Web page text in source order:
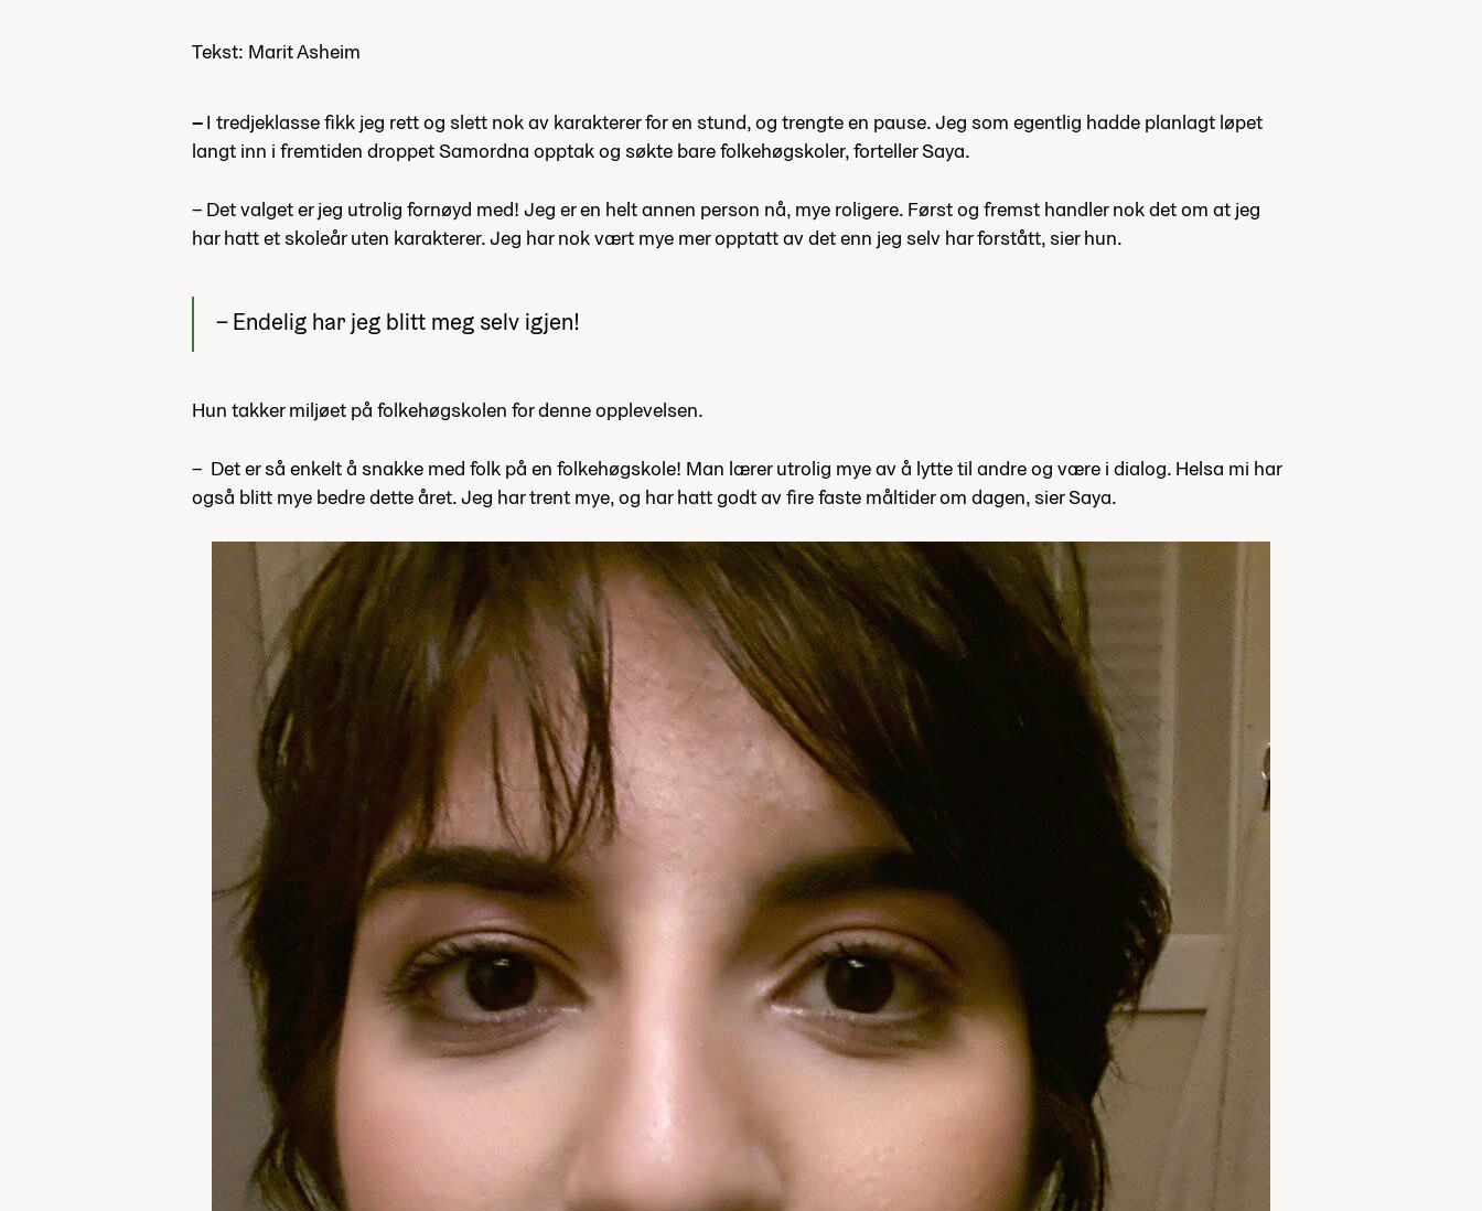
Tekst: Marit Asheim
–I tredjeklasse fikk jeg rett og slett nok av karakterer for en stund, og trengte en pause. Jeg som egentlig hadde planlagt løpet
langt inn i fremtiden droppet Samordna opptak og søkte bare folkehøgskoler, forteller Saya.
– Det valget er jeg utrolig fornøyd med! Jeg er en helt annen person nå, mye roligere. Først og fremst handler nok det om at jeg
har hatt et skoleår uten karakterer. Jeg har nok vært mye mer opptatt av det enn jeg selv har forstått, sier hun.
– Endelig har jeg blitt meg selv igjen!
Hun takker miljøet på folkehøgskolen for denne opplevelsen.
– Det er så enkelt å snakke med folk på en folkehøgskole! Man lærer utrolig mye av å lytte til andre og være i dialog. Helsa mi har
også blitt mye bedre dette året. Jeg har trent mye, og har hatt godt av fire faste måltider om dagen, sier Saya.